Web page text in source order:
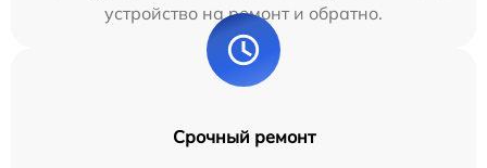
устройство на ремонт и обратно.
Срочный ремонт